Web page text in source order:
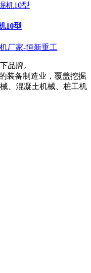
10型
品牌。
装备制造业，覆盖挖掘
、混凝土机械、桩工机